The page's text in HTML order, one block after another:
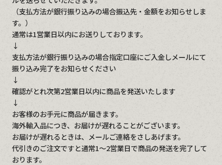
（支払方法が銀行振り込みの場合振込先・金額をお知らせしま
す。）
通常は1営業日以内にお送りしております。
↓
支払方法が銀行振り込みの場合指定口座にご入金しメールにて
振り込み完了をお知らせください
↓
確認がとれ次第2営業日以内に商品を発送いたします
↓
お客様のお手元に商品が届きます。
海外輸入品につき、お届けが遅れることがございます。
お届けが遅れるときは、メールご連絡をさしあげます。
代引きのご注文ですと通常1～2営業日で商品の発送を完了して
おります。